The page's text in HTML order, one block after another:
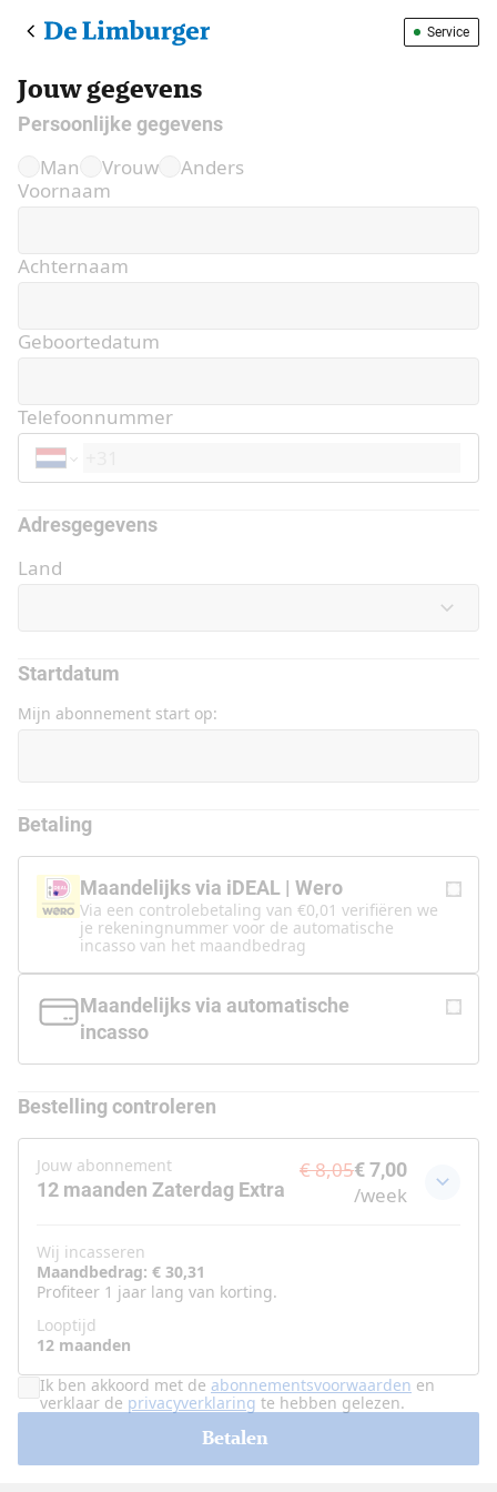
Service
Jouw gegevens
Persoonlijke gegevens
Man Vrouw
Anders
Voornaam
Achternaam
Geboortedatum
Telefoonnummer
Adresgegevens
Land
Startdatum
Mijn abonnement start op:
Betaling
Maandelijks via iDEAL | Wero
Via een controlebetaling van €0,01 verifiëren we
je rekeningnummer voor de automatische
incasso van het maandbedrag
Maandelijks via automatische
incasso
Bestelling controleren
Jouw abonnement
12 maanden Zaterdag Extra
€ 8,05€ 7,00
/week
Wij incasseren
Maandbedrag: € 30,31
Profiteer 1 jaar lang van korting.
Looptijd
12 maanden
Ik ben akkoord met de abonnementsvoorwaarden en
verklaar de privacyverklaring te hebben gelezen.
Betalen